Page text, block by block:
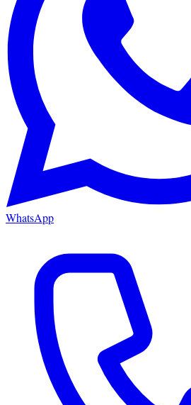
WhatsApp